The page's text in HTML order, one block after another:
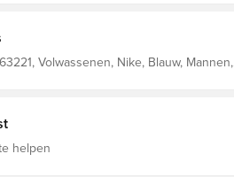
Volwassenen, Nike, Blauw, Mannen,
helpen